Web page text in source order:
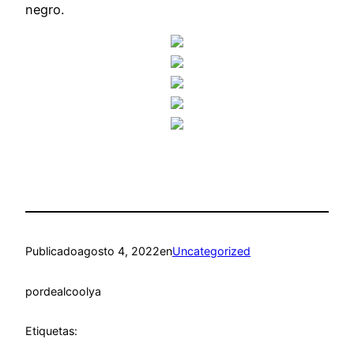
negro.
Publicadoagosto 4, 2022enUncategorized
pordealcoolya
Etiquetas: